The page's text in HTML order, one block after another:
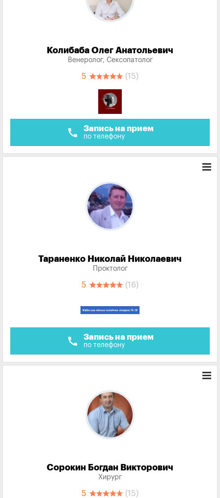
Колибаба Олег Анатольевич
Венеролог, Сексопатолог
5 (15)
call Запись на прием
по телефону
Тараненко Николай Николаевич
Проктолог
5 (16)
call Запись на прием
по телефону
Сорокин Богдан Викторович
Хирург
5 (15)